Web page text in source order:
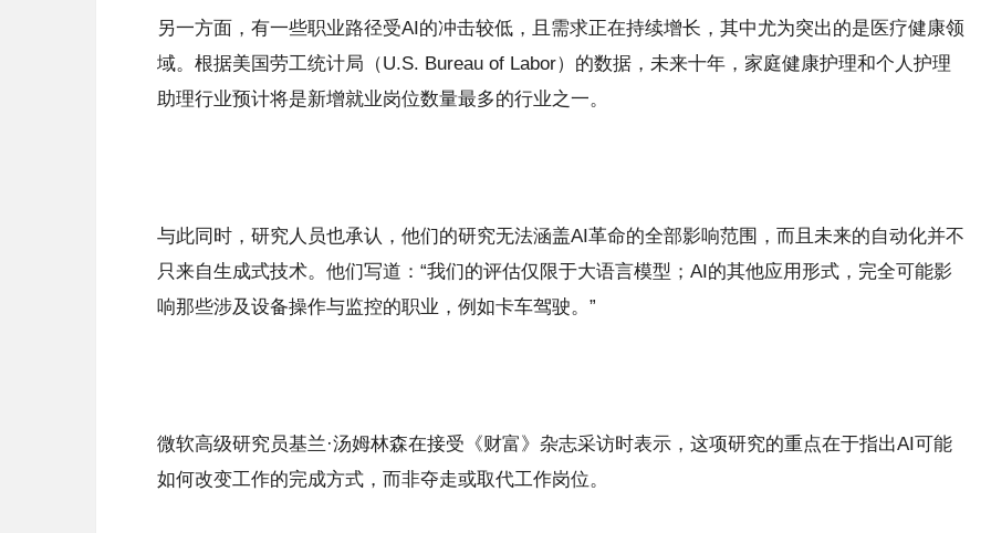
另一方面，有一些职业路径受AI的冲击较低，且需求正在持续增长，其中尤为突出的是医疗健康领
域。根据美国劳工统计局（U.S. Bureau of Labor）的数据，未来十年，家庭健康护理和个人护理
助理行业预计将是新增就业岗位数量最多的行业之一。
与此同时，研究人员也承认，他们的研究无法涵盖AI革命的全部影响范围，而且未来的自动化并不
只来自生成式技术。他们写道：“我们的评估仅限于大语言模型；AI的其他应用形式，完全可能影
响那些涉及设备操作与监控的职业，例如卡车驾驶。”
微软高级研究员基兰·汤姆林森在接受《财富》杂志采访时表示，这项研究的重点在于指出AI可能
如何改变工作的完成方式，而非夺走或取代工作岗位。